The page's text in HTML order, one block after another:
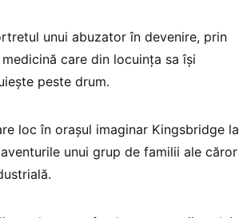
unui abuzator în devenire, prin
care din locuinţa sa îşi
peste drum.
loc în oraşul imaginar Kingsbridge la
unui grup de familii ale căror